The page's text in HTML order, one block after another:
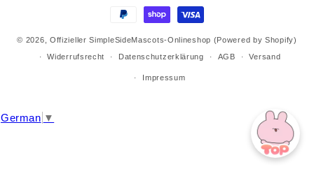
© 2026, Offizieller SimpleSideMascots-Onlineshop (Powered by Shopify)
Widerrufsrecht
Datenschutzerklärung AGB Versand
Impressum
German ▼